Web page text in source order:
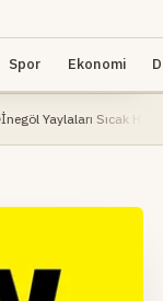
Spor Ekonomi
Sıcak Havalarda